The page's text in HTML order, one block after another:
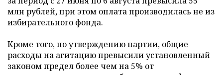
млн рублей, при этом оплата производилась не из
избирательного фонда.
Кроме того, по утверждению партии, общие
расходы на агитацию превысили установленный
законом предел более чем на 5% от